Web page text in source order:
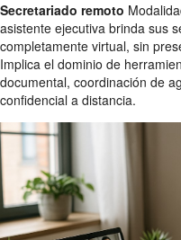
Secretariado remoto
asistente ejecutiva brinda sus
completamente virtual, sin
Implica el dominio de
documental, coordinación de
confidencial a distancia.